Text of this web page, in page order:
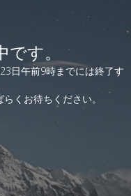
す。
日午前9時までには終了す
くお待ちください。